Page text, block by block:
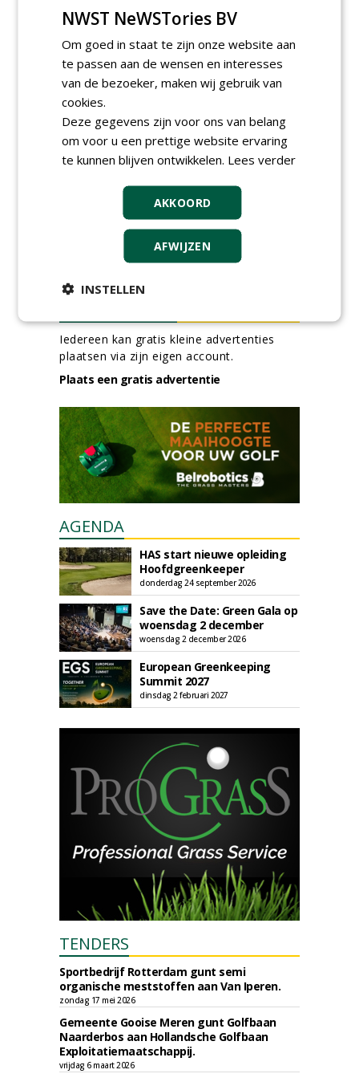
06-08-2026, Ven Zelderheide
Groeiplaats specialist bij
Boomtotaalzorg32-40 uur
Boomtotaalzorg24-40 uur
30-07-2026, Schalkwijk
meer Groene Banen
Iedereen kan gratis kleine advertenties
plaatsen via zijn eigen account.
Plaats een gratis advertentie
AGENDA
HAS start nieuwe opleiding
Hoofdgreenkeeper
donderdag 24 september 2026
Save the Date: Green Gala op
woensdag 2 december
woensdag 2 december 2026
European Greenkeeping
Summit 2027
dinsdag 2 februari 2027
TENDERS
Sportbedrijf Rotterdam gunt semi
organische meststoffen aan Van Iperen.
zondag 17 mei 2026
Gemeente Gooise Meren gunt Golfbaan
Naarderbos aan Hollandsche Golfbaan
Exploitatiemaatschappij.
vrijdag 6 maart 2026
NWST NeWSTories BV
Om goed in staat te zijn onze website aan
te passen aan de wensen en interesses
van de bezoeker, maken wij gebruik van
cookies.
Deze gegevens zijn voor ons van belang
om voor u een prettige website ervaring
te kunnen blijven ontwikkelen. Lees verder
AKKOORD
AFWIJZEN
INSTELLEN